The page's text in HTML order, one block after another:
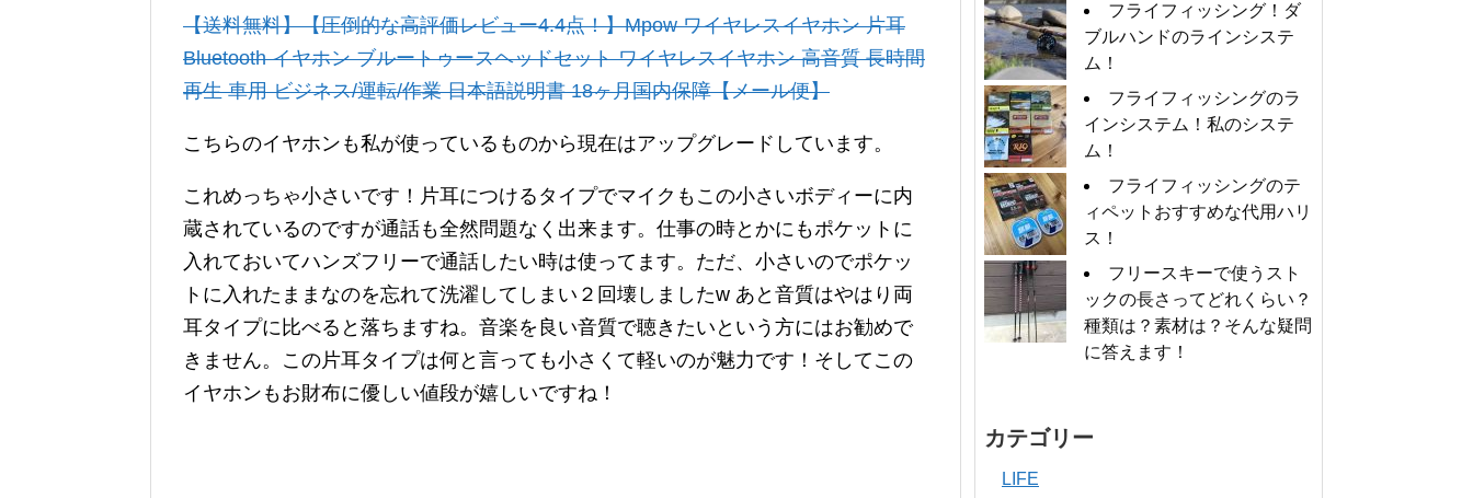
【送料無料】【圧倒的な高評価レビュー4.4点！】Mpow ワイヤレスイヤホン 片耳
Bluetooth イヤホン ブルートゥースヘッドセット ワイヤレスイヤホン 高音質 長時間
再生 車用 ビジネス/運転/作業 日本語説明書 18ヶ月国内保障【メール便】
こちらのイヤホンも私が使っているものから現在はアップグレードしています。
これめっちゃ小さいです！片耳につけるタイプでマイクもこの小さいボディーに内
蔵されているのですが通話も全然問題なく出来ます。仕事の時とかにもポケットに
入れておいてハンズフリーで通話したい時は使ってます。ただ、小さいのでポケッ
トに入れたままなのを忘れて洗濯してしまい２回壊しましたw あと音質はやはり両
耳タイプに比べると落ちますね。音楽を良い音質で聴きたいという方にはお勧めで
きません。この片耳タイプは何と言っても小さくて軽いのが魅力です！そしてこの
イヤホンもお財布に優しい値段が嬉しいですね！
フライフィッシング！ダ
ブルハンドのラインシステ
ム！
フライフィッシングのラ
インシステム！私のシステ
ム！
フライフィッシングのテ
ィペットおすすめな代用ハリ
ス！
フリースキーで使うスト
ックの長さってどれくらい？
種類は？素材は？そんな疑問
に答えます！
カテゴリー
LIFE